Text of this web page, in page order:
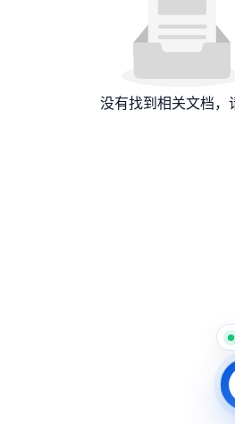
没有找到相关文档，